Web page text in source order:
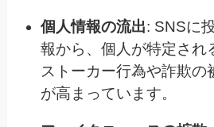
個人情報の流出: SNSに
報から、個人が特定され
ストーカー行為や詐欺の
が高まっています。